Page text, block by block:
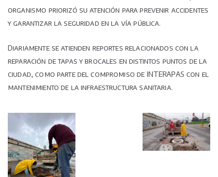
organismo priorizó su atención para prevenir accidentes
y garantizar la seguridad en la vía pública.
Diariamente se atienden reportes relacionados con la
reparación de tapas y brocales en distintos puntos de la
ciudad, como parte del compromiso de INTERAPAS con el
mantenimiento de la infraestructura sanitaria.